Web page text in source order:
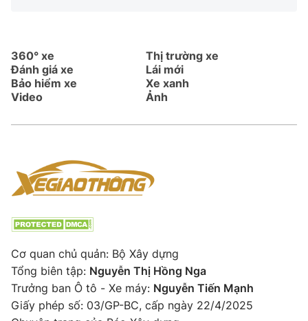
360° xe
Thị trường xe
Đánh giá xe
Lái mới
Bảo hiểm xe
Xe xanh
Video
Ảnh
Cơ quan chủ quản: Bộ Xây dựng
Tổng biên tập: Nguyễn Thị Hồng Nga
Trưởng ban Ô tô - Xe máy: Nguyễn Tiến Mạnh
Giấy phép số: 03/GP-BC, cấp ngày 22/4/2025